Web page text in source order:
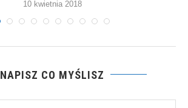
10 kwietnia 2018
NAPISZ CO MYŚLISZ